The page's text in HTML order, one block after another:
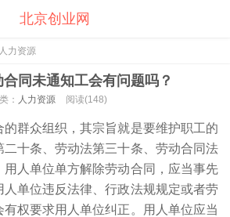
北京创业网
人力资源
同未通知工会有问题吗？
： 人力资源 阅读(148)
的群众组织，其宗旨就是要维护职工的
十条、劳动法第三十条、劳动合同法
人单位单方解除劳动合同，应当事先
单位违反法律、行政法规规定或者劳
权要求用人单位纠正。用人单位应当